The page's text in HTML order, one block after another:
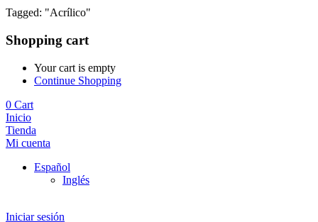
Tagged: "Acrílico"
Shopping cart
Your cart is empty
Continue Shopping
0 Cart
Inicio
Tienda
Mi cuenta
Español
Inglés
Iniciar sesión